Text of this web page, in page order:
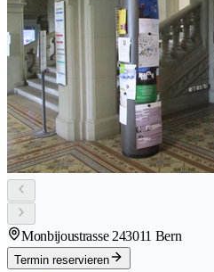
Monbijoustrasse 243011 Bern
Termin reservieren